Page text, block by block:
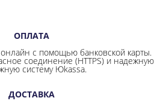
ОПЛАТА
с помощью банковской карты.
соединение (HTTPS) и надежную
систему Юkassa.
ДОСТАВКА